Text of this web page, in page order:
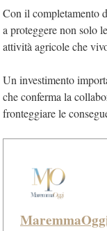
Con il completamento
a proteggere non solo
attività agricole che
Un investimento
che conferma la
fronteggiare le